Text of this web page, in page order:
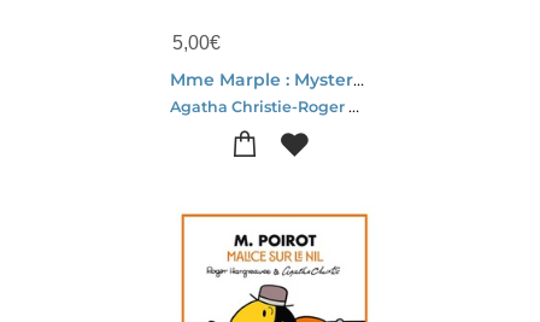
5,00€
Mme Marple : Mystere Au Presbytere
Agatha Christie-Roger Hargreaves